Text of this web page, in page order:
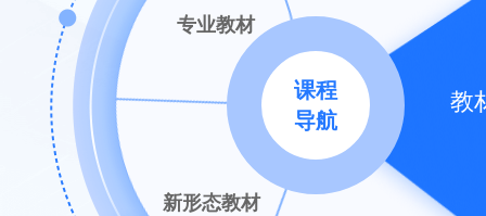
教材开发
新形态教材
专业教材
课程
导航
教